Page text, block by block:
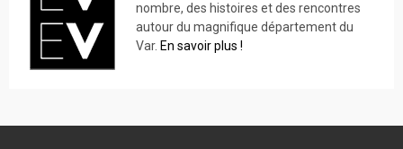
nombre, des histoires et des rencontres
autour du magnifique département du
Var. En savoir plus !